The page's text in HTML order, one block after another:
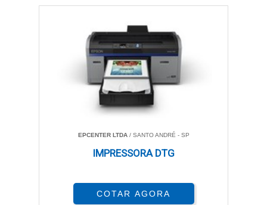
EPCENTER LTDA/ SANTO ANDRÉ - SP
IMPRESSORA DTG
COTAR AGORA